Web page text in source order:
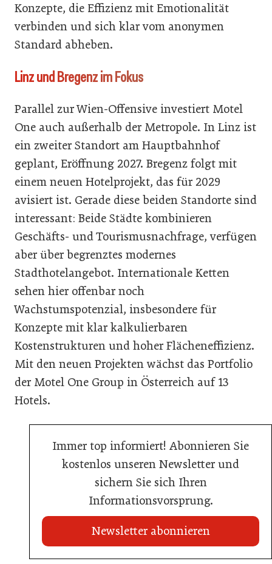
Konzepte, die Effizienz mit Emotionalität
verbinden und sich klar vom anonymen
Standard abheben.
Linz und Bregenz im Fokus
Parallel zur Wien-Offensive investiert Motel
One auch außerhalb der Metropole. In Linz ist
ein zweiter Standort am Hauptbahnhof
geplant, Eröffnung 2027. Bregenz folgt mit
einem neuen Hotelprojekt, das für 2029
avisiert ist. Gerade diese beiden Standorte sind
interessant: Beide Städte kombinieren
Geschäfts- und Tourismusnachfrage, verfügen
aber über begrenztes modernes
Stadthotelangebot. Internationale Ketten
sehen hier offenbar noch
Wachstumspotenzial, insbesondere für
Konzepte mit klar kalkulierbaren
Kostenstrukturen und hoher Flächeneffizienz.
Mit den neuen Projekten wächst das Portfolio
der Motel One Group in Österreich auf 13
Hotels.
Immer top informiert! Abonnieren Sie
kostenlos unseren Newsletter und
sichern Sie sich Ihren
Informationsvorsprung.
Newsletter abonnieren